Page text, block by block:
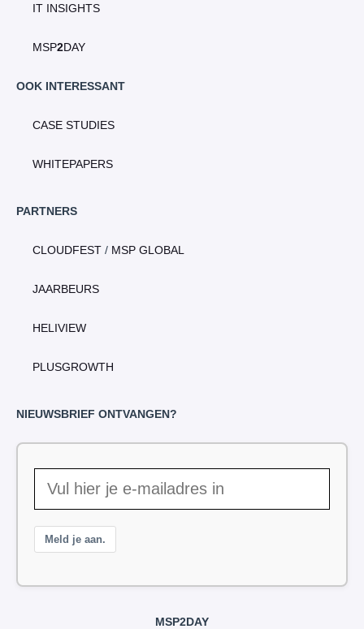
IT INSIGHTS
MSP2DAY
OOK INTERESSANT
CASE STUDIES
WHITEPAPERS
PARTNERS
CLOUDFEST / MSP GLOBAL
JAARBEURS
HELIVIEW
PLUSGROWTH
NIEUWSBRIEF ONTVANGEN?
Meld je aan.
MSP2DAY